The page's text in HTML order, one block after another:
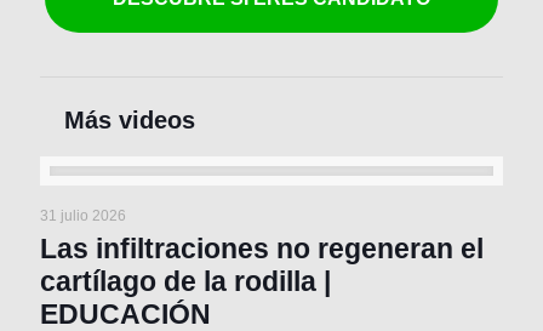
31 julio 2026
Las infiltraciones no regeneran el
cartílago de la rodilla |
EDUCACIÓN